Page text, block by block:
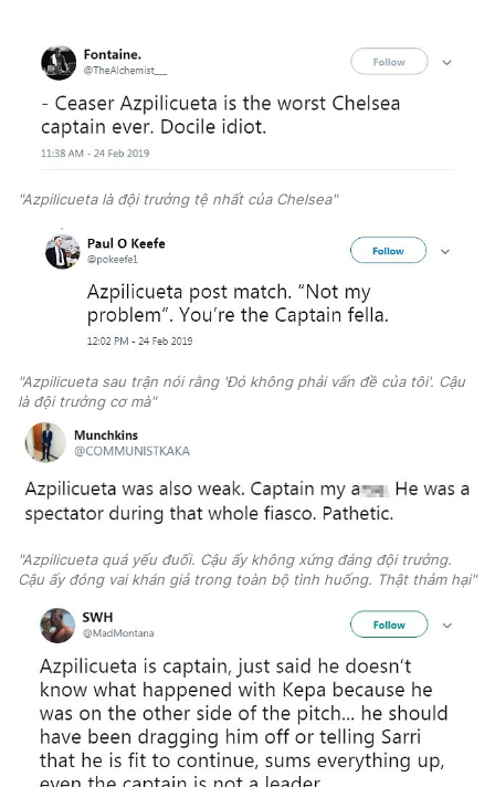
"Azpilicueta là đội trưởng tệ nhất của Chelsea"
"Azpilicueta sau trận nói rằng 'Đó không phải vấn đề của tôi'. Cậu
là đội trưởng cơ mà"
"Azpilicueta quá yếu đuối. Cậu ấy không xứng đáng đội trưởng.
Cậu ấy đóng vai khán giả trong toàn bộ tình huống. Thật thảm hại"